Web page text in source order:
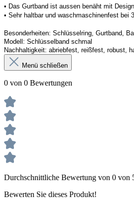
• Das Gurtband ist aussen benäht mit
• Sehr haltbar und waschmaschinenfest bei
Besonderheiten: Schlüsselring, Gurtband ,
Modell: Schlüsselband schmal
Nachhaltigkeit: abriebfest, reißfest, robust,
Menü schließen
0 von 0 Bewertungen
Durchschnittliche Bewertung von 0 von
Bewerten Sie dieses Produkt!